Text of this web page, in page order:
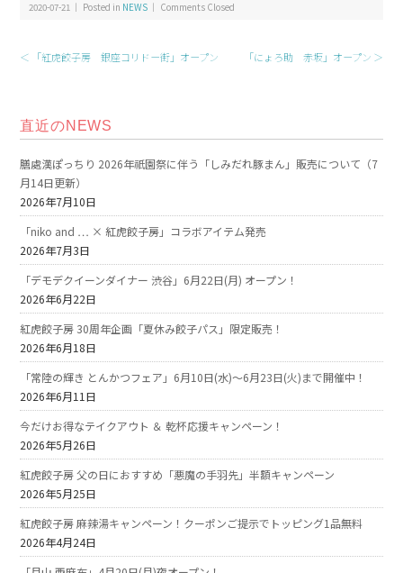
2020-07-21 ｜ Posted in NEWS Comments Closed
＜ 「紅虎餃子房 銀座コリドー街」オープン 「にょろ助 赤坂」オープン ＞
直近のNEWS
膳處漢ぽっちり 2026年祇園祭に伴う「しみだれ豚まん」販売について（7
月14日更新）
2026年7月10日
「niko and … × 紅虎餃子房」コラボアイテム発売
2026年7月3日
「デモデクイーンダイナー 渋谷」6月22日(月) オープン！
2026年6月22日
紅虎餃子房 30周年企画「夏休み餃子パス」限定販売！
2026年6月18日
「常陸の輝き とんかつフェア」6月10日(水)～6月23日(火)まで開催中！
2026年6月11日
今だけお得なテイクアウト ＆ 乾杯応援キャンペーン！
2026年5月26日
紅虎餃子房 父の日におすすめ「悪魔の手羽先」半額キャンペーン
2026年5月25日
紅虎餃子房 麻辣湯キャンペーン！クーポンご提示でトッピング1品無料
2026年4月24日